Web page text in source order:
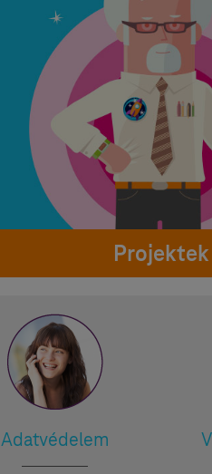
Projektek
Adatvédelem